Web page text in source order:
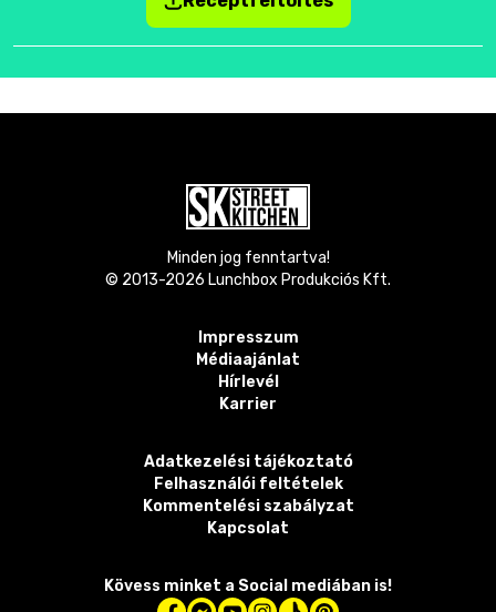
Minden jog fenntartva!
© 2013-2026 Lunchbox Produkciós Kft.
Impresszum
Médiaajánlat
Hírlevél
Karrier
Adatkezelési tájékoztató
Felhasználói feltételek
Kommentelési szabályzat
Kapcsolat
Kövess minket a Social mediában is!